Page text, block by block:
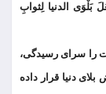
بَلْوَی الدنیا لِثوابِ
را سرای رسیدگی،
دنیا قرار داده